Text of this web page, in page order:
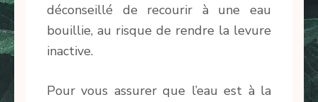
déconseillé de recourir à une eau
bouillie, au risque de rendre la levure
inactive.
Pour vous assurer que l’eau est à la